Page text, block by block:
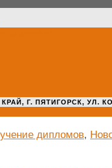
Г. ПЯТИГОРСК, УЛ.
дипломов,